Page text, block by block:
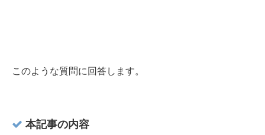
このような質問に回答します。
本記事の内容